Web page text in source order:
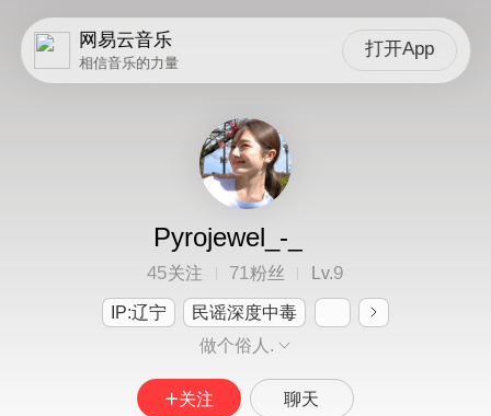
网易云音乐
相信音乐的力量
打开App
Pyrojewel_-_
45关注 71粉丝 Lv.9
IP:辽宁
民谣深度中毒
做个俗人.
关注 聊天